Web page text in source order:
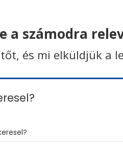
a számodra
és mi elküldjük a